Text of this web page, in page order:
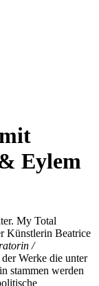
Eylem
My Total
Künstlerin Beatrice
/
Werke die unter
stammen werden